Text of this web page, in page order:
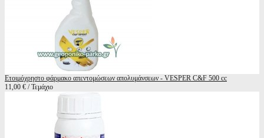
Ετοιμόχρηστο φάρμακο απεντομώσεων απολυμάνσεων - VESPER C&F 500 cc
11,00 € / Τεμάχιο